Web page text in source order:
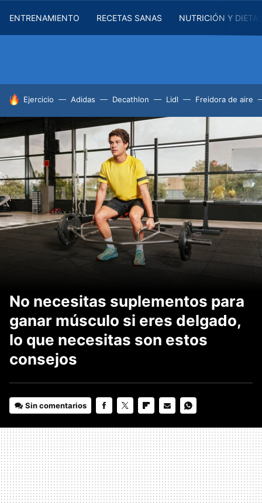
ENTRENAMIENTO RECETAS SANAS NUTRICIÓN Y
HOY SE HABLA DE
Ejercicio Adidas Decathlon Lidl Freidora de aire
No necesitas suplementos para
ganar músculo si eres delgado,
lo que necesitas son estos
consejos
Sin comentarios
MAIL